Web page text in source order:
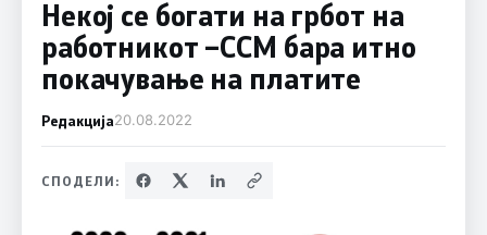
Некој се богати на грбот на
работникот –ССМ бара итно
покачување на платите
Редакција20.08.2022
СПОДЕЛИ: